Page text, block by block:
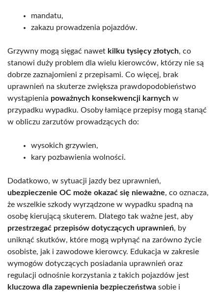
mandatu,
zakazu prowadzenia pojazdów.
Grzywny mogą sięgać nawet kilku tysięcy złotych, co
stanowi duży problem dla wielu kierowców, którzy nie są
dobrze zaznajomieni z przepisami. Co więcej, brak
uprawnień na skuterze zwiększa prawdopodobieństwo
wystąpienia poważnych konsekwencji karnych w
przypadku wypadku. Osoby łamiące przepisy mogą stanąć
w obliczu zarzutów prowadzących do:
wysokich grzywien,
kary pozbawienia wolności.
Dodatkowo, w sytuacji jazdy bez uprawnień,
ubezpieczenie OC może okazać się nieważne, co oznacza,
że wszelkie szkody wyrządzone w wypadku spadną na
osobę kierującą skuterem. Dlatego tak ważne jest, aby
przestrzegać przepisów dotyczących uprawnień, by
uniknąć skutków, które mogą wpłynąć na zarówno życie
osobiste, jak i zawodowe kierowcy. Edukacja w zakresie
wymogów dotyczących posiadania uprawnień oraz
regulacji odnośnie korzystania z takich pojazdów jest
kluczowa dla zapewnienia bezpieczeństwa sobie i